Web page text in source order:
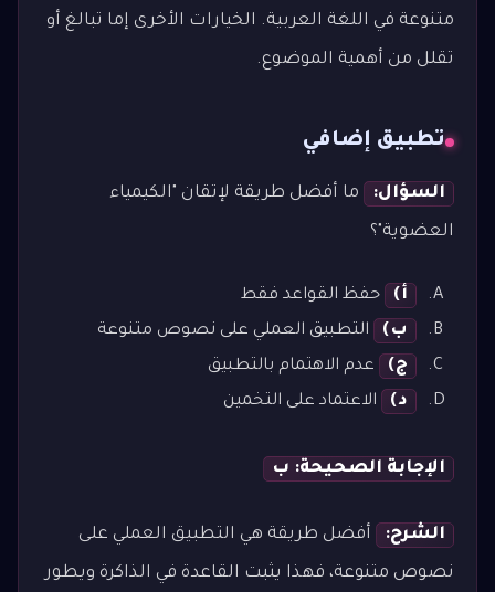
متنوعة في اللغة العربية. الخيارات الأخرى إما تبالغ أو
تقلل من أهمية الموضوع.
تطبيق إضافي
السؤال: ما أفضل طريقة لإتقان "الكيمياء
العضوية"؟
أ)
حفظ القواعد فقط
ب)
التطبيق العملي على نصوص متنوعة
ج)
عدم الاهتمام بالتطبيق
د)
الاعتماد على التخمين
الإجابة الصحيحة: ب
الشرح: أفضل طريقة هي التطبيق العملي على
نصوص متنوعة، فهذا يثبت القاعدة في الذاكرة ويطور